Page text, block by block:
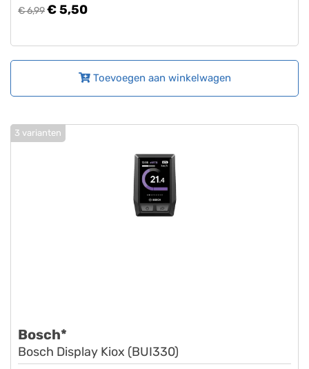
€ 6,99€ 5,50
Toevoegen aan winkelwagen
Bosch*
Bosch Display Kiox (BUI330)
3 varianten